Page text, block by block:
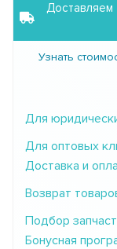
Доставляем
Узнать
Для
Для оптовых
Доставка и
Возврат
Подбор
Бонусная